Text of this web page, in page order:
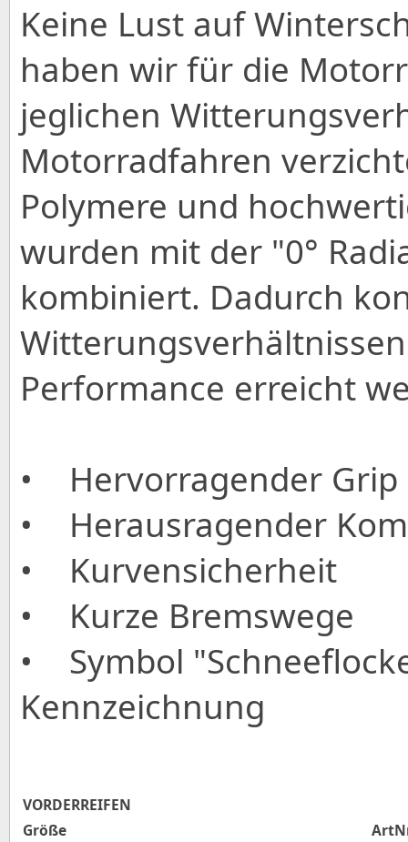
Keine Lust auf
haben wir für die
jeglichen
Motorradfahren
Polymere und
wurden mit der "0°
kombiniert. Dadurch
Performance erreicht
• Hervorragender Grip
• Herausragender
• Kurvensicherheit
• Kurze Bremswege
• Symbol
Kennzeichnung
VORDERREIFEN
Größe